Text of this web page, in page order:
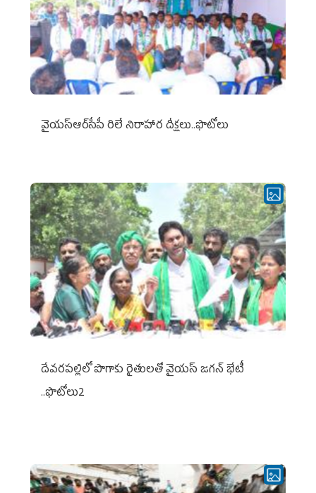
వైయ‌స్ఆర్‌సీపీ రిలే నిరాహార దీక్షలు..ఫొటోలు
దేవరపల్లిలో పొగాకు రైతులతో వైయస్ జగన్ భేటీ
..ఫొటోలు2